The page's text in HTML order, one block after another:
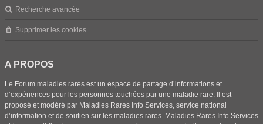
Recherche avancée
Supprimer les cookies
A PROPOS
Le Forum maladies rares est un espace de partage d’informations et
d’expériences pour les personnes touchées par une maladie rare. Il est
proposé et modéré par Maladies Rares Info Services, service national
d’information et de soutien sur les maladies rares. Maladies Rares Info Services